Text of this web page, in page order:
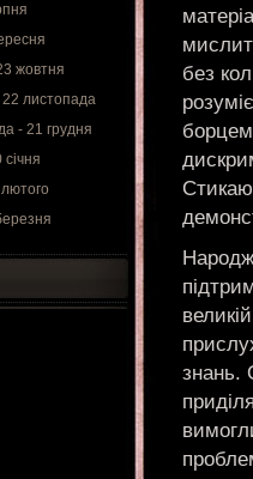
жовтня
листопада
- 21 грудня
січня
без
борцем
знань.